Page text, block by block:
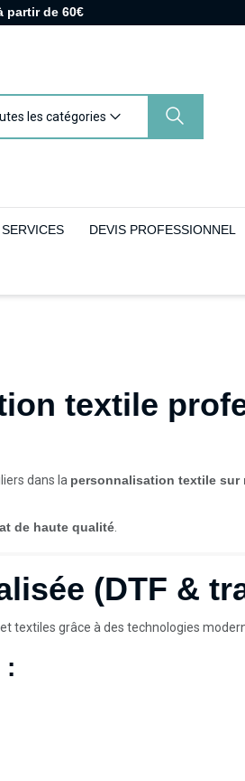
partir de 60€
les catégories
DEVIS PROFESSIONNEL
textile
dans la personnalisation textile sur
de haute qualité
(DTF &
textiles grâce à des technologies
: